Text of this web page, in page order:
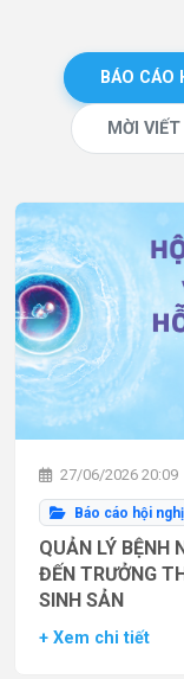
BÁO CÁO
MỜI VIẾT
27/06/2026 20:09
Báo cáo hội nghị
QUẢN LÝ BỆNH
ĐẾN TRƯỞNG
SINH SẢN
+ Xem chi tiết